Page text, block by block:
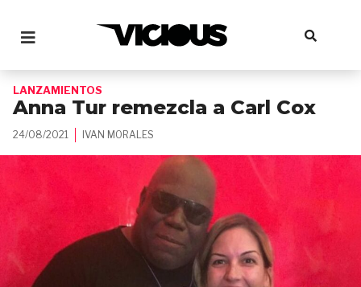
LANZAMIENTOS
Anna Tur remezcla a Carl Cox
24/08/2021 IVAN MORALES